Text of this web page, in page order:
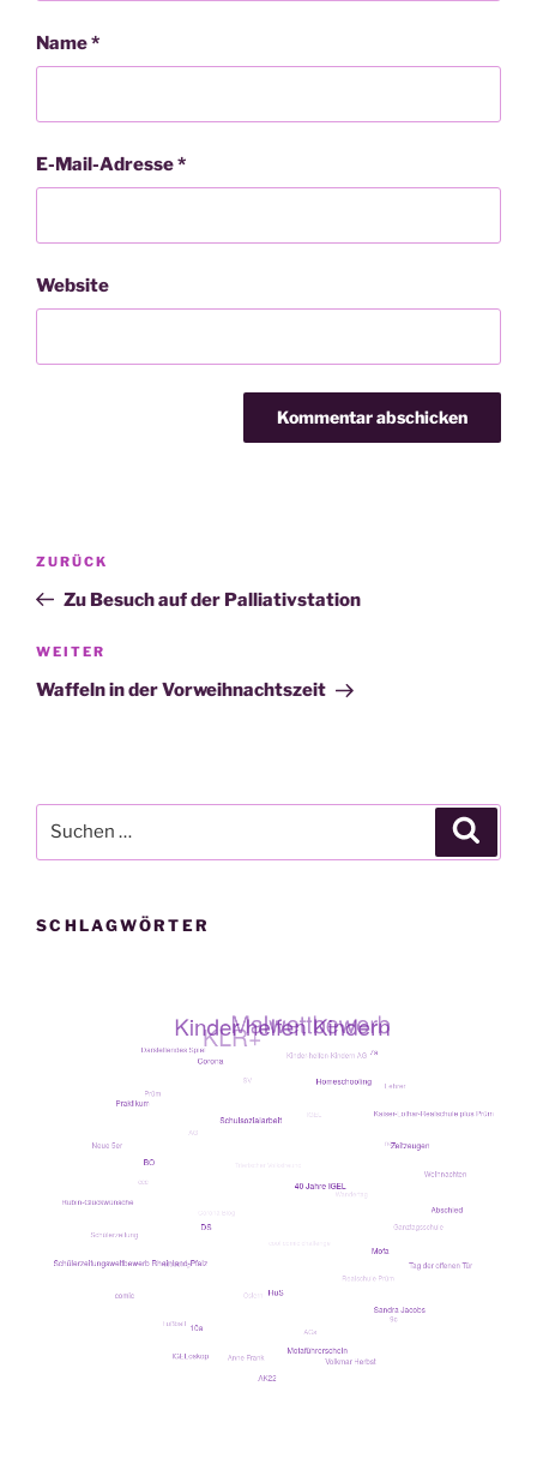
Name*
E-Mail-Adresse*
Website
Beitragsnavigation
Vorheriger
Beitrag
ZURÜCK
Zu Besuch auf der Palliativstation
Nächster
Beitrag
WEITER
Waffeln in der Vorweihnachtszeit
nach:
SCHLAGWÖRTER